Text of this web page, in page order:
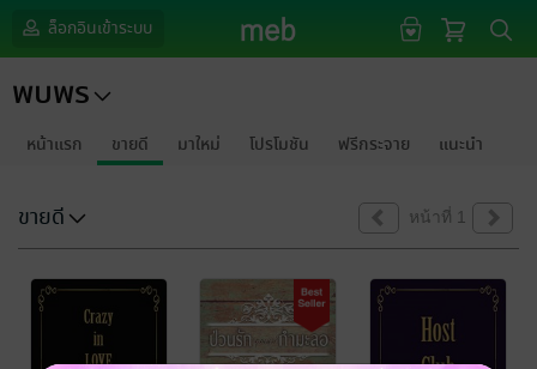
ล็อกอินเข้าระบบ
พบพร
หน้าแรก ขายดี มาใหม่ โปรโมชัน ฟรีกระจาย แนะนำ
ขายดี หน้าที่ 1